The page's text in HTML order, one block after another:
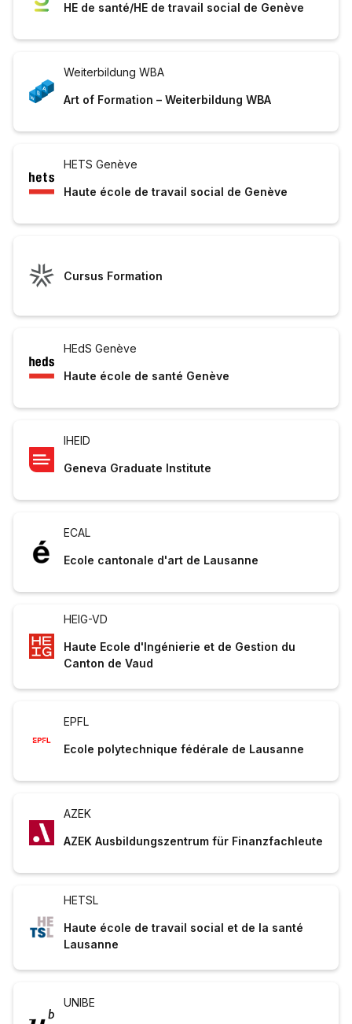
HE de santé/HE de travail social de Genève
Weiterbildung WBA
Art of Formation – Weiterbildung WBA
HETS Genève
Haute école de travail social de Genève
Cursus Formation
HEdS Genève
Haute école de santé Genève
IHEID
Geneva Graduate Institute
ECAL
Ecole cantonale d'art de Lausanne
HEIG-VD
Haute Ecole d'Ingénierie et de Gestion du
Canton de Vaud
EPFL
Ecole polytechnique fédérale de Lausanne
AZEK
AZEK Ausbildungszentrum für Finanzfachleute
HETSL
Haute école de travail social et de la santé
Lausanne
UNIBE